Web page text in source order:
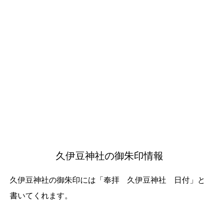
久伊豆神社の御朱印情報
久伊豆神社の御朱印には「奉拝 久伊豆神社 日付」と
書いてくれます。